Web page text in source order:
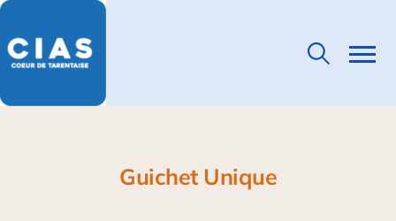
Guichet Unique